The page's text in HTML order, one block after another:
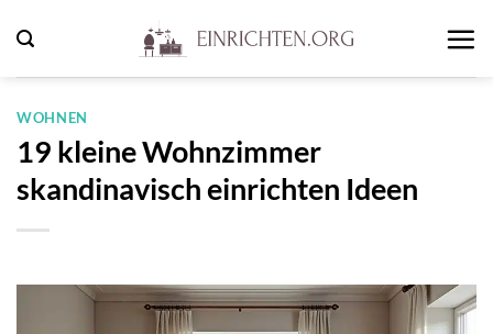
Inhalt
springen
WOHNEN
19 kleine Wohnzimmer
skandinavisch einrichten Ideen